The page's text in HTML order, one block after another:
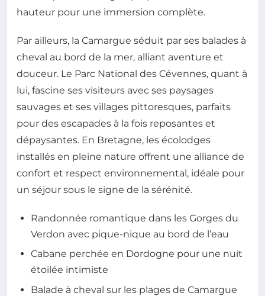
hauteur pour une immersion complète.
Par ailleurs, la Camargue séduit par ses balades à
cheval au bord de la mer, alliant aventure et
douceur. Le Parc National des Cévennes, quant à
lui, fascine ses visiteurs avec ses paysages
sauvages et ses villages pittoresques, parfaits
pour des escapades à la fois reposantes et
dépaysantes. En Bretagne, les écolodges
installés en pleine nature offrent une alliance de
confort et respect environnemental, idéale pour
un séjour sous le signe de la sérénité.
Randonnée romantique dans les Gorges du
Verdon avec pique-nique au bord de l’eau
Cabane perchée en Dordogne pour une nuit
étoilée intimiste
Balade à cheval sur les plages de Camargue